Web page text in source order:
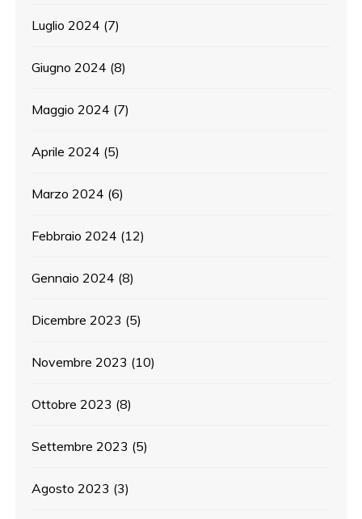
Luglio 2024 (7)
Giugno 2024 (8)
Maggio 2024 (7)
Aprile 2024 (5)
Marzo 2024 (6)
Febbraio 2024 (12)
Gennaio 2024 (8)
Dicembre 2023 (5)
Novembre 2023 (10)
Ottobre 2023 (8)
Settembre 2023 (5)
Agosto 2023 (3)